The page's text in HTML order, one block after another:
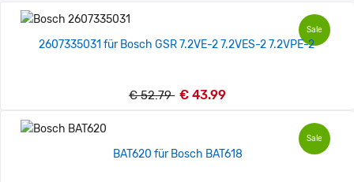
Sale
2607335031 für Bosch GSR 7.2VE-2 7.2VES-2 7.2VPE-2
€ 52.79 € 43.99
Sale
BAT620 für Bosch BAT618